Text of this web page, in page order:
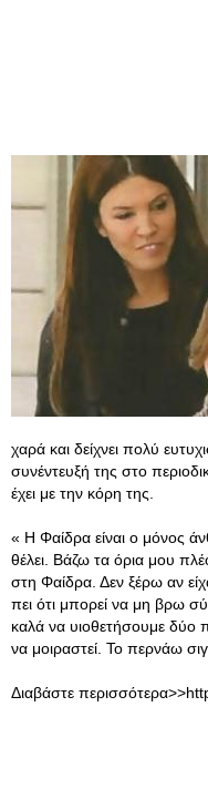
χαρά και δείχνει πολύ
συνέντευξή της στο
έχει με την κόρη της.
« Η Φαίδρα είναι ο μόνος
θέλει. Βάζω τα όρια μου
στη Φαίδρα. Δεν ξέρω αν
πει ότι μπορεί να μη βρω
καλά να υιοθετήσουμε δύο
να μοιραστεί. Το περνάω
Διαβάστε